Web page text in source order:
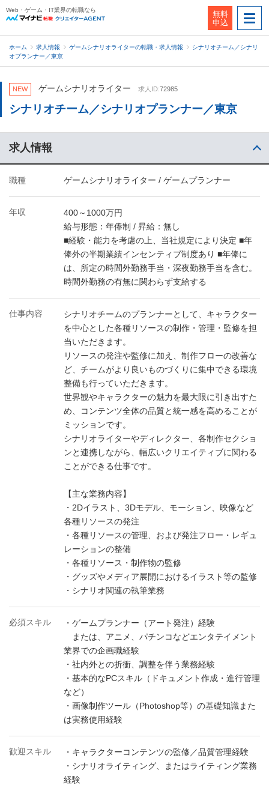
Web・ゲーム・IT業界の転職なら
無料
申込
ホーム 求人情報 ゲームシナリオライターの転職・求人情報
シナリオチーム／シナリ
オプランナー／東京
NEW ゲームシナリオライター 求人ID:72985
シナリオチーム／シナリオプランナー／東京
求人情報
職種 ゲームシナリオライター / ゲームプランナー
年収
400～1000万円
給与形態：年俸制 / 昇給：無し
■経験・能力を考慮の上、当社規定により決定 ■年
俸外の半期業績インセンティブ制度あり ■年俸に
は、所定の時間外勤務手当・深夜勤務手当を含む。
時間外勤務の有無に関わらず支給する
仕事内容
シナリオチームのプランナーとして、キャラクター
を中心とした各種リソースの制作・管理・監修を担
当いただきます。
リソースの発注や監修に加え、制作フローの改善な
ど、チームがより良いものづくりに集中できる環境
整備も行っていただきます。
世界観やキャラクターの魅力を最大限に引き出すた
め、コンテンツ全体の品質と統一感を高めることが
ミッションです。
シナリオライターやディレクター、各制作セクショ
ンと連携しながら、幅広いクリエイティブに関わる
ことができる仕事です。
【主な業務内容】
・2Dイラスト、3Dモデル、モーション、映像など
各種リソースの発注
・各種リソースの管理、および発注フロー・レギュ
レーションの整備
・各種リソース・制作物の監修
・グッズやメディア展開におけるイラスト等の監修
・シナリオ関連の執筆業務
必須スキル
・ゲームプランナー（アート発注）経験
または、アニメ、パチンコなどエンタテイメント
業界での企画職経験
・社内外との折衝、調整を伴う業務経験
・基本的なPCスキル（ドキュメント作成・進行管理
など）
・画像制作ツール（Photoshop等）の基礎知識また
は実務使用経験
歓迎スキル
・キャラクターコンテンツの監修／品質管理経験
・シナリオライティング、またはライティング業務
経験